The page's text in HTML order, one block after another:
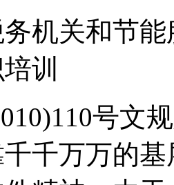
关和节能
训
号文规
千万万的